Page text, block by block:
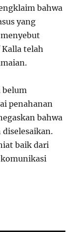
bahwa
yang
Kalla telah
belum
penahanan
bahwa
baik dari